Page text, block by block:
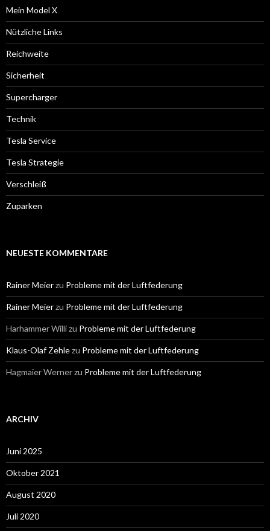
Mein Model X
Nützliche Links
Reichweite
Sicherheit
Supercharger
Technik
Tesla Service
Tesla Strategie
Verschleiß
Zuparken
NEUESTE KOMMENTARE
Rainer Meierzu Probleme mit der Luftfederung
Rainer Meierzu Probleme mit der Luftfederung
Harhammer Willizu Probleme mit der Luftfederung
Klaus-Olaf Zehlezu Probleme mit der Luftfederung
Hagmaier Wernerzu Probleme mit der Luftfederung
ARCHIV
Juni 2025
Oktober 2021
August 2020
Juli 2020